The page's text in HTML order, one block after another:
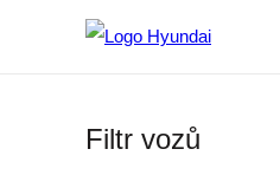
Filtr vozů